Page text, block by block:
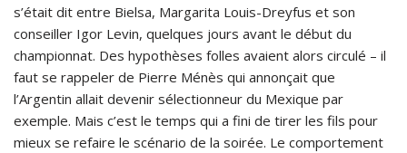
s’était dit entre Bielsa, Margarita Louis-Dreyfus et son
conseiller Igor Levin, quelques jours avant le début du
championnat. Des hypothèses folles avaient alors circulé – il
faut se rappeler de Pierre Ménès qui annonçait que
l’Argentin allait devenir sélectionneur du Mexique par
exemple. Mais c’est le temps qui a fini de tirer les fils pour
mieux se refaire le scénario de la soirée. Le comportement